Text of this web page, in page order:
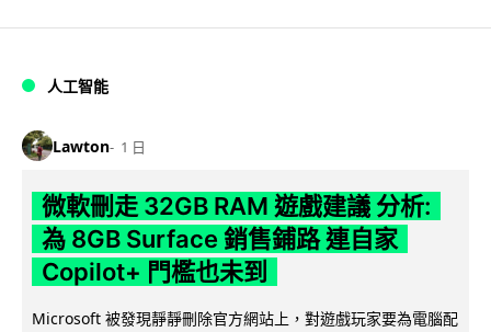
人工智能
Lawton 1 日
微軟刪走 32GB RAM 遊戲建議 分析:
為 8GB Surface 銷售鋪路 連自家
Copilot+ 門檻也未到
Microsoft 被發現靜靜刪除官方網站上，對遊戲玩家要為電腦配